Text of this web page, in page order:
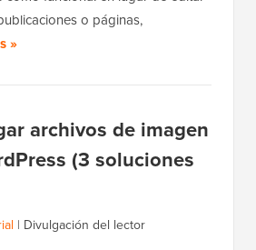
o páginas,
»
archivos de imagen
(3 soluciones
| Divulgación del lector